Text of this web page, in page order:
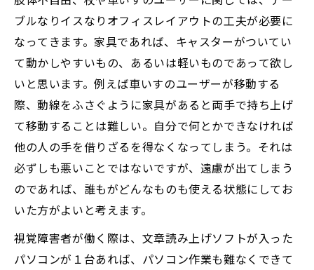
ブルなりイスなりオフィスレイアウトの工夫が必要に
なってきます。家具であれば、キャスターがついてい
て動かしやすいもの、あるいは軽いものであって欲し
いと思います。例えば車いすのユーザーが移動する
際、動線をふさぐように家具があると両手で持ち上げ
て移動することは難しい。自分で何とかできなければ
他の人の手を借りざるを得なくなってしまう。それは
必ずしも悪いことではないですが、遠慮が出てしまう
のであれば、誰もがどんなものも使える状態にしてお
いた方がよいと考えます。
視覚障害者が働く際は、文章読み上げソフトが入った
パソコンが１台あれば、パソコン作業も難なくできて